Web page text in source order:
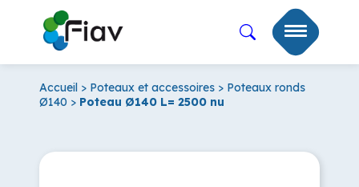
Accueil > Poteaux et accessoires > Poteaux ronds
Ø140 > Poteau Ø140 L= 2500 nu